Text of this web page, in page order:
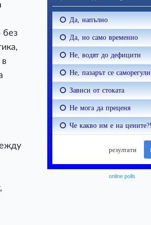
без
в
online polls